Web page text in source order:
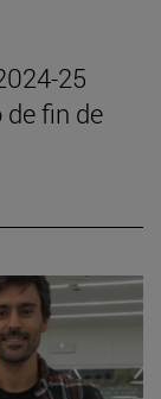
25
fin de